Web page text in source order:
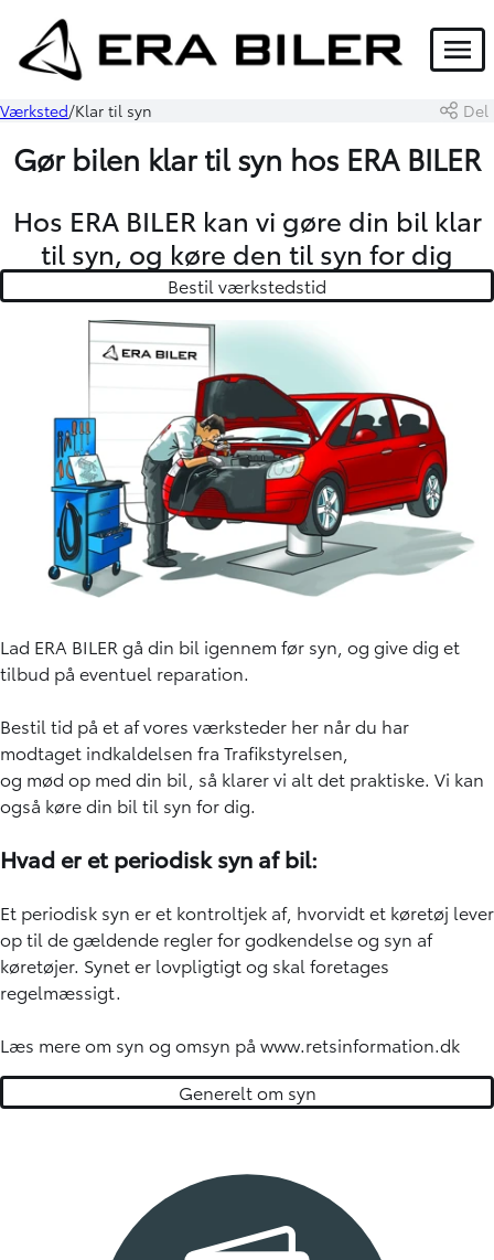
Menu
Værksted Klar til syn Del
Gør bilen klar til syn hos ERA BILER
Hos ERA BILER kan vi gøre din bil klar
til syn, og køre den til syn for dig
Bestil værkstedstid
Lad ERA BILER gå din bil igennem før syn, og give dig et
tilbud på eventuel reparation.
Bestil tid på et af vores værksteder her når du har
modtaget indkaldelsen fra Trafikstyrelsen,
og mød op med din bil, så klarer vi alt det praktiske. Vi kan
også køre din bil til syn for dig.
Hvad er et periodisk syn af bil:
Et periodisk syn er et kontroltjek af, hvorvidt et køretøj lever
op til de gældende regler for godkendelse og syn af
køretøjer. Synet er lovpligtigt og skal foretages
regelmæssigt.
Læs mere om syn og omsyn på www.retsinformation.dk
Generelt om syn